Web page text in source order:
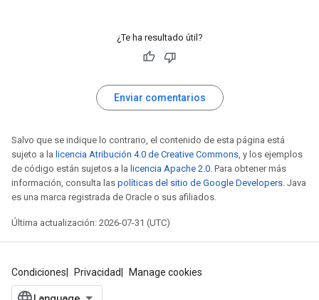
¿Te ha resultado útil?
Enviar comentarios
Salvo que se indique lo contrario, el contenido de esta página está
sujeto a la licencia Atribución 4.0 de Creative Commons, y los ejemplos
de código están sujetos a la licencia Apache 2.0. Para obtener más
información, consulta las políticas del sitio de Google Developers. Java
es una marca registrada de Oracle o sus afiliados.
Última actualización: 2026-07-31 (UTC)
Condiciones Privacidad Manage cookies